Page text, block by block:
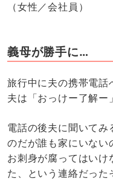
（女性／会社員）
義母が勝手に…
旅行中に夫の携帯電話
夫は「おっけー了解ー
電話の後夫に聞いてみ
のだが誰も家にいない
お刺身が腐ってはいけ
た、という連絡だった